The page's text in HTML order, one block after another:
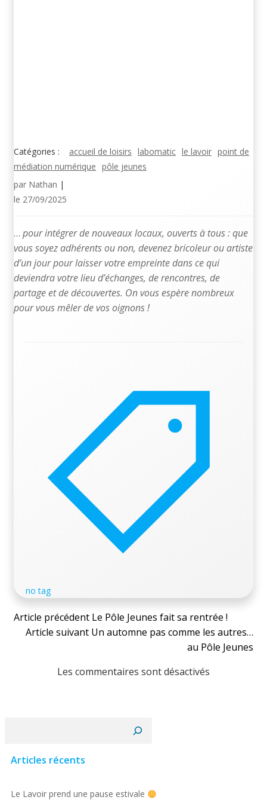
Catégories : accueil de loisirs labomatic le lavoir point de
médiation numérique pôle jeunes
par Nathan |
le 27/09/2025
… pour intégrer de nouveaux locaux, ouverts à tous : que
vous soyez adhérents ou non, devenez bricoleur ou artiste
d’un jour pour laisser votre empreinte dans ce qui
deviendra votre lieu d’échanges, de rencontres, de
partage et de découvertes. On vous espère nombreux
pour vous mêler de vos oignons !
no tag
Post
Article précédent Le Pôle Jeunes fait sa rentrée !
Post
navigation
Article suivant Un automne pas comme les autres…
au Pôle Jeunes
Les commentaires sont désactivés
Articles récents
Le Lavoir prend une pause estivale